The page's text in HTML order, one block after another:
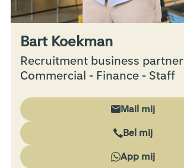
Bart Koekman
Recruitment business partner
Commercial - Finance - Staff
Mail mij
Bel mij
App mij